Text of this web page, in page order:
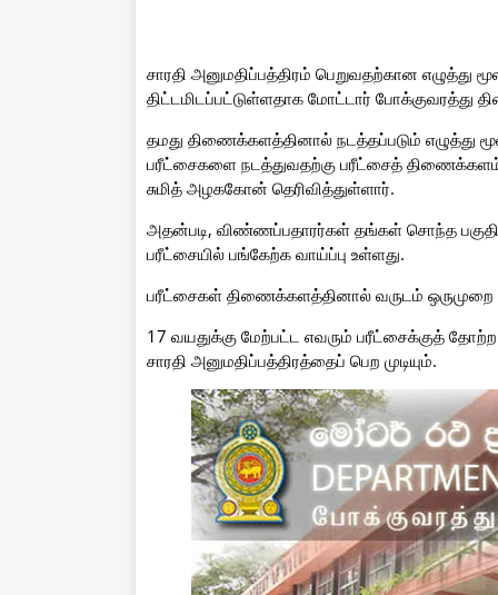
சாரதி அனுமதிப்பத்திரம் பெறுவதற்கான
திட்டமிடப்பட்டுள்ளதாக மோட்டார் போக்குவரத்து
தமது திணைக்களத்தினால் நடத்தப்படும் எழுத்து
பரீட்சைகளை நடத்துவதற்கு பரீட்சைத்
சுமித் அழககோன் தெரிவித்துள்ளார்.
அதன்படி, விண்ணப்பதாரர்கள் தங்கள் சொந்த
பரீட்சையில் பங்கேற்க வாய்ப்பு உள்ளது.
பரீட்சைகள் திணைக்களத்தினால் வருடம் ஒருமுறை
17 வயதுக்கு மேற்பட்ட எவரும் பரீட்சைக்குத்
சாரதி அனுமதிப்பத்திரத்தைப் பெற முடியும்.